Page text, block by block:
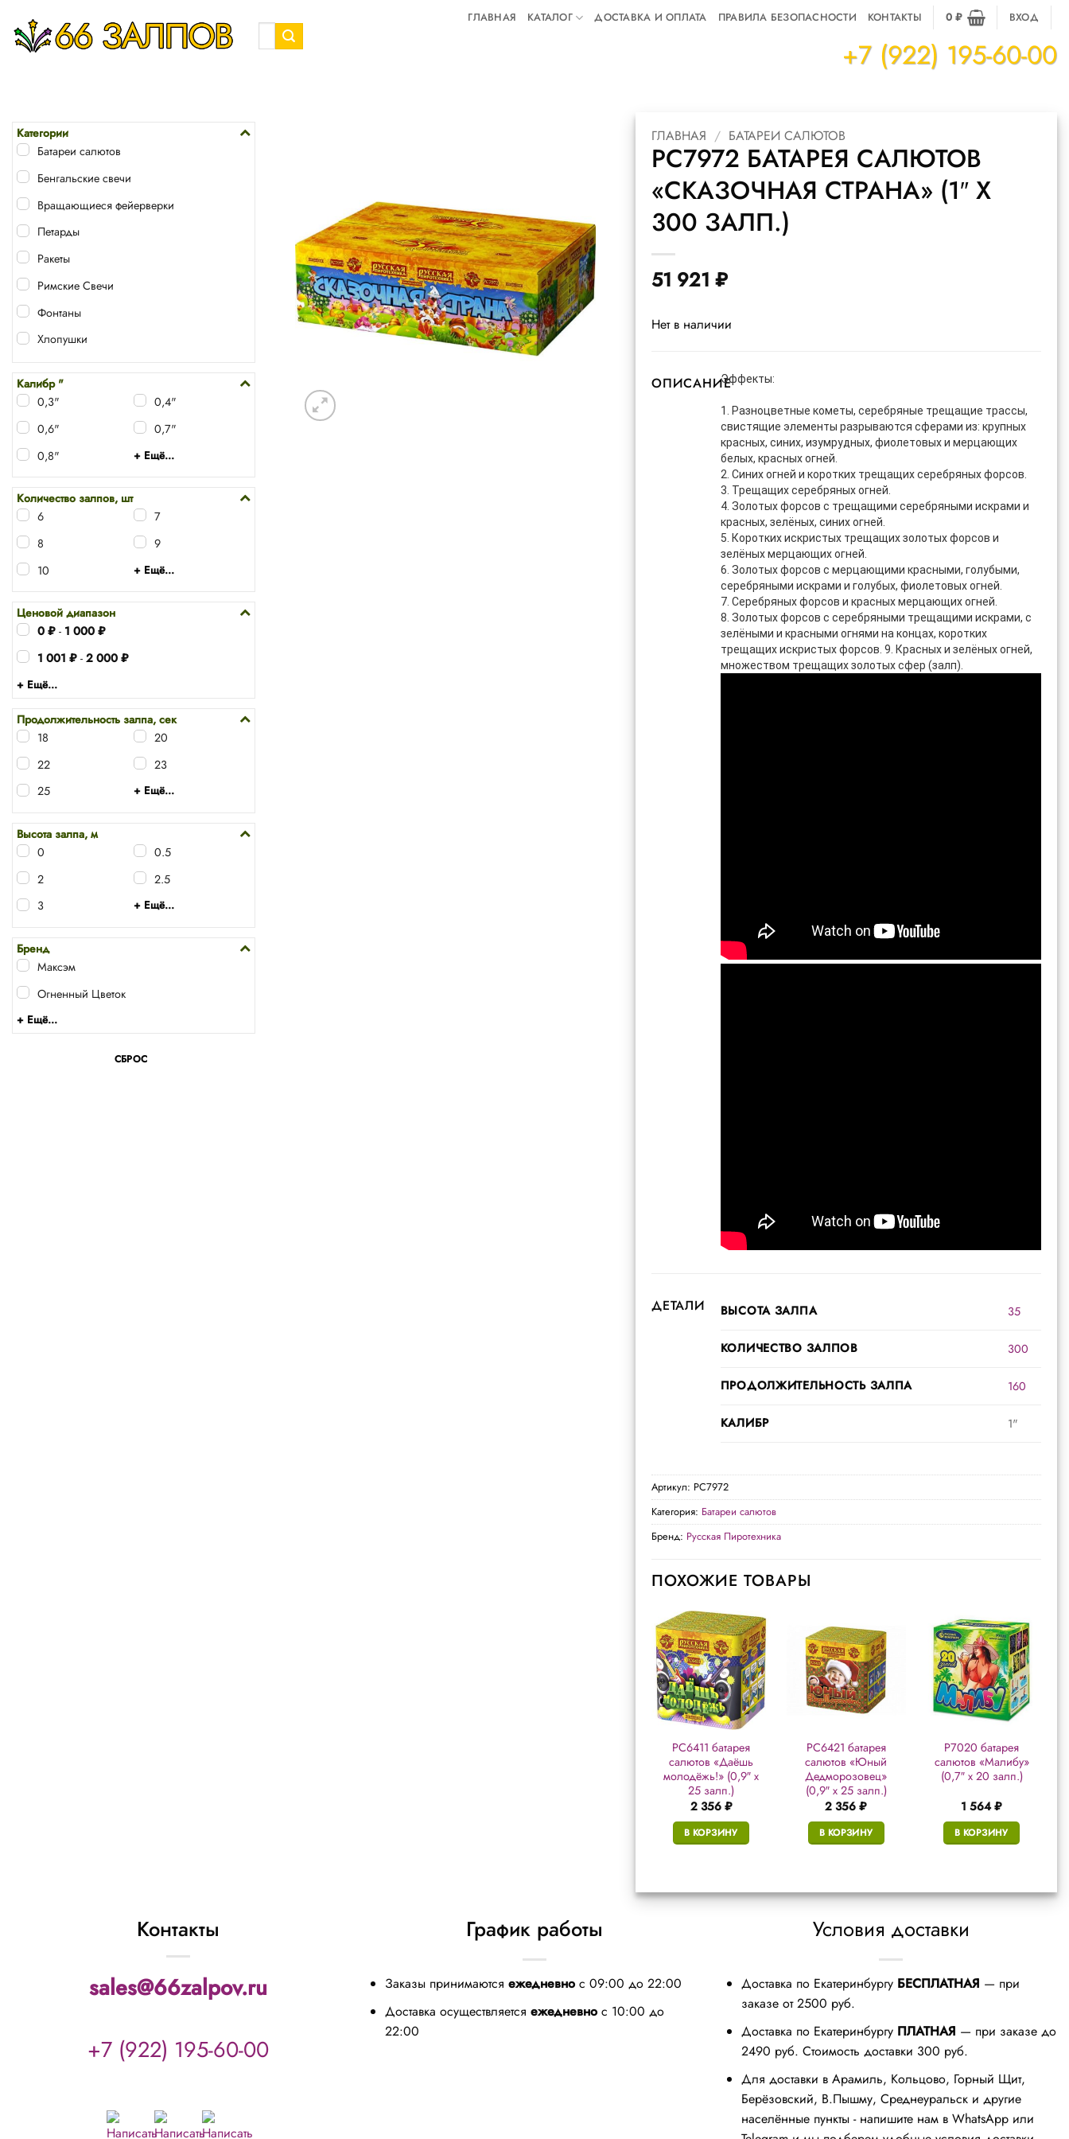
content
Искать:
ГЛАВНАЯ КАТАЛОГ ДОСТАВКА И ОПЛАТА ПРАВИЛА БЕЗОПАСНОСТИ КОНТАКТЫ 0₽ ВХОД
+7 (922) 195-60-00
Категории
Батареи салютов
Бенгальские свечи
Вращающиеся фейерверки
Петарды
Ракеты
Римские Свечи
Фонтаны
Хлопушки
Калибр "
0,3"
0,4"
0,6"
0,7"
0,8"
+ Ещё...
Количество залпов, шт
6
7
8
9
10
+ Ещё...
Ценовой диапазон
0 ₽ - 1 000 ₽
1 001 ₽ - 2 000 ₽
+ Ещё...
Продолжительность залпа, сек
18
20
22
23
25
+ Ещё...
Высота залпа, м
0
0.5
2
2.5
3
+ Ещё...
Бренд
Максэм
Огненный Цветок
+ Ещё...
СБРОС
ГЛАВНАЯ / БАТАРЕИ САЛЮТОВ
РС7972 БАТАРЕЯ САЛЮТОВ
«СКАЗОЧНАЯ СТРАНА» (1″ Х
300 ЗАЛП.)
51 921 ₽
Нет в наличии
ОПИСАНИЕЭффекты:
1. Разноцветные кометы, серебряные трещащие трассы,
свистящие элементы разрываются сферами из: крупных
красных, синих, изумрудных, фиолетовых и мерцающих
белых, красных огней.
2. Синих огней и коротких трещащих серебряных форсов.
3. Трещащих серебряных огней.
4. Золотых форсов с трещащими серебряными искрами и
красных, зелёных, синих огней.
5. Коротких искристых трещащих золотых форсов и
зелёных мерцающих огней.
6. Золотых форсов с мерцающими красными, голубыми,
серебряными искрами и голубых, фиолетовых огней.
7. Серебряных форсов и красных мерцающих огней.
8. Золотых форсов с серебряными трещащими искрами, с
зелёными и красными огнями на концах, коротких
трещащих искристых форсов. 9. Красных и зелёных огней,
множеством трещащих золотых сфер (залп).
ДЕТАЛИ ВЫСОТА ЗАЛПА 35
КОЛИЧЕСТВО ЗАЛПОВ 300
ПРОДОЛЖИТЕЛЬНОСТЬ ЗАЛПА 160
КАЛИБР 1"
Артикул: РС7972
Категория: Батареи салютов
Бренд: Русская Пиротехника
ПОХОЖИЕ ТОВАРЫ
РС6411 батарея
салютов «Даёшь
молодёжь!» (0,9″ х
25 залп.)
2 356 ₽
В КОРЗИНУ
РС6421 батарея
салютов «Юный
Дедморозовец»
(0,9″ х 25 залп.)
2 356₽
В КОРЗИНУ
Р7020 батарея
салютов «Малибу»
(0,7″ х 20 залп.)
1 564₽
В КОРЗИНУ
Контакты
sales@66zalpov.ru
+7 (922) 195-60-00
График работы
Заказы принимаются ежедневнос 09:00 до 22:00
Доставка осуществляется ежедневнос 10:00 до
22:00
Условия доставки
Доставка по Екатеринбургу БЕСПЛАТНАЯ — при
заказе от 2500 руб.
Доставка по Екатеринбургу ПЛАТНАЯ — при заказе до
2490 руб. Стоимость доставки 300 руб.
Для доставки в Арамиль, Кольцово, Горный Щит,
Берёзовский, В.Пышму, Среднеуральск и другие
населённые пункты - напишите нам в WhatsApp или